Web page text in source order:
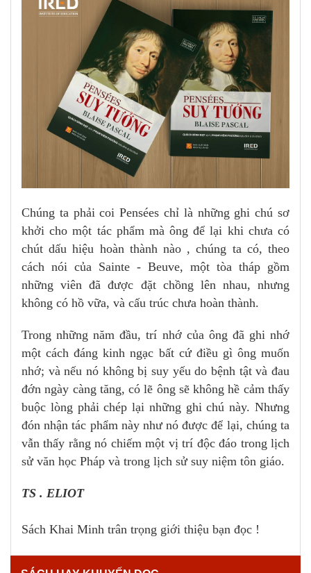
Chúng ta phải coi Pensées chỉ là những ghi chú sơ
khởi cho một tác phẩm mà ông để lại khi chưa có
chút dấu hiệu hoàn thành nào , chúng ta có, theo
cách nói của Sainte - Beuve, một tòa tháp gồm
những viên đã được đặt chồng lên nhau, nhưng
không có hồ vữa, và cấu trúc chưa hoàn thành.
Trong những năm đầu, trí nhớ của ông đã ghi nhớ
một cách đáng kinh ngạc bất cứ điều gì ông muốn
nhớ; và nếu nó không bị suy yếu do bệnh tật và đau
đớn ngày càng tăng, có lẽ ông sẽ không hề cảm thấy
buộc lòng phải chép lại những ghi chú này. Nhưng
đón nhận tác phẩm này như nó được để lại, chúng ta
vẫn thấy rằng nó chiếm một vị trí độc đáo trong lịch
sử văn học Pháp và trong lịch sử suy niệm tôn giáo.
TS . ELIOT
Sách Khai Minh trân trọng giới thiệu bạn đọc !